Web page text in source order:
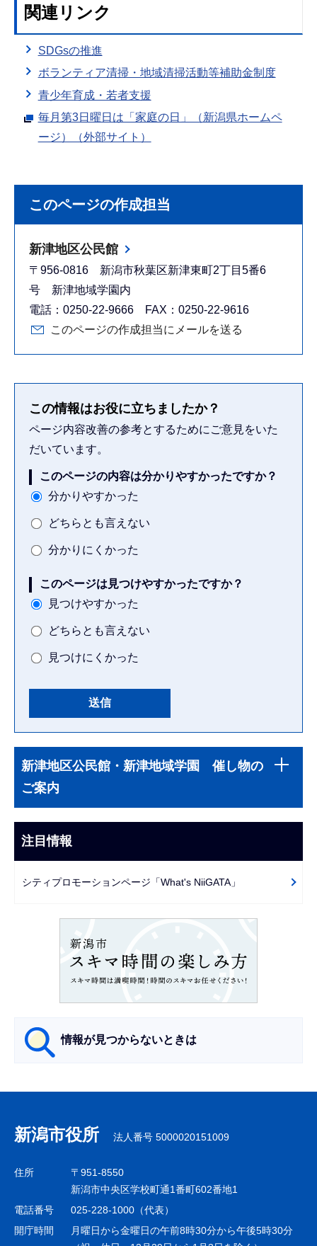
関連リンク
SDGsの推進
ボランティア清掃・地域清掃活動等補助金制度
青少年育成・若者支援
毎月第3日曜日は「家庭の日」（新潟県ホームペ
ージ）（外部サイト）
このページの作成担当
新津地区公民館
〒956-0816 新潟市秋葉区新津東町2丁目5番6
号 新津地域学園内
電話：0250-22-9666 FAX：0250-22-9616
このページの作成担当にメールを送る
この情報はお役に立ちましたか？
ページ内容改善の参考とするためにご意見をいた
だいています。
このページの内容は分かりやすかったですか？
分かりやすかった
どちらとも言えない
分かりにくかった
このページは見つけやすかったですか？
見つけやすかった
どちらとも言えない
見つけにくかった
文
こ
ま
で
サ
ブ
ナ
ゲ
新津地区公民館・新津地域学園 催し物の
ご案内
注目情報
シティプロモーションページ「What's NiiGATA」
情報が見つからないときは
ナ
ビ
ゲ
シ
ョ
新潟市役所 法人番号 5000020151009
住所
〒951-8550
新潟市中央区学校町通1番町602番地1
電話番号
025-228-1000（代表）
開庁時間
月曜日から金曜日の午前8時30分から午後5時30分